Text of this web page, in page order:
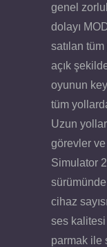
genel
dolayı
satılan
açık
oyunun
tüm
Uzun
görevler
Simulator
cihaz
ses
parmak ile